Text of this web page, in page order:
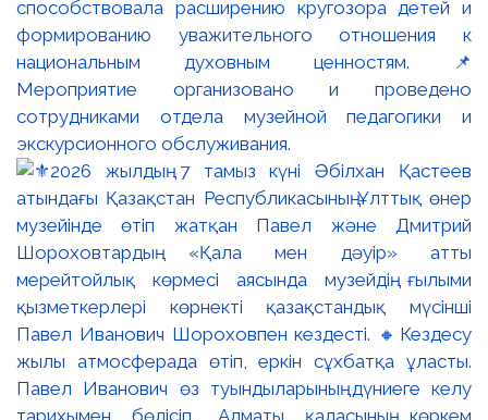
способствовала расширению кругозора детей и
формированию уважительного отношения к
национальным духовным ценностям. 📌
Мероприятие организовано и проведено
сотрудниками отдела музейной педагогики и
экскурсионного обслуживания.